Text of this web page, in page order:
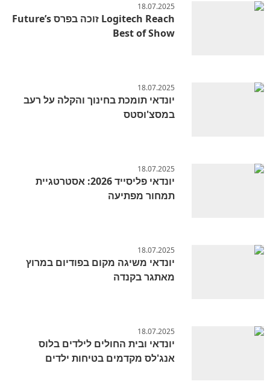
18.07.2025
Logitech Reach זוכה בפרס Future’s
Best of Show
18.07.2025
יונדאי תומכת בחינוך והקלה על רעב
במסצ'וסטס
18.07.2025
יונדאי פליסייד 2026: אסטרטגיית
תמחור מפתיעה
18.07.2025
יונדאי משיגה מקום בפודיום במרוץ
מאתגר בקנדה
18.07.2025
יונדאי ובית החולים לילדים בלוס
אנג'לס מקדמים בטיחות ילדים